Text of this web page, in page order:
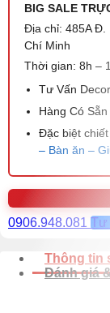
BIG SALE
Địa chỉ: 485A Đ.
Chí Minh
Thời gian: 8h –
Tư Vấn
Hàng Có
Đặc biệt
– Bàn ăn –
0906.948.081 Tư
Thông tin
Đánh giá